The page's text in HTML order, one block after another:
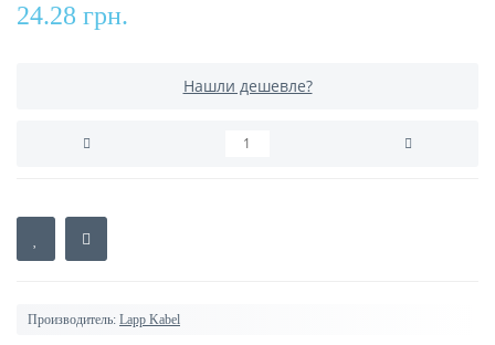
24.28 грн.
Нашли дешевле?
Производитель: Lapp Kabel